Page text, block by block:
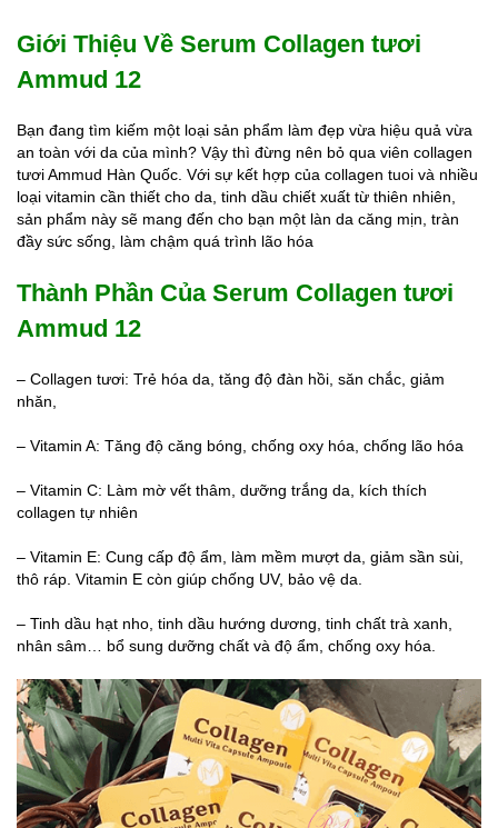
Giới Thiệu Về Serum Collagen tươi
Ammud 12
Bạn đang tìm kiếm một loại sản phẩm làm đẹp vừa hiệu quả vừa
an toàn với da của mình? Vậy thì đừng nên bỏ qua viên collagen
tươi Ammud Hàn Quốc. Với sự kết hợp của collagen tuoi và nhiều
loại vitamin cần thiết cho da, tinh dầu chiết xuất từ thiên nhiên,
sản phẩm này sẽ mang đến cho bạn một làn da căng mịn, tràn
đầy sức sống, làm chậm quá trình lão hóa
Thành Phần Của Serum Collagen tươi
Ammud 12
– Collagen tươi: Trẻ hóa da, tăng độ đàn hồi, săn chắc, giảm
nhăn,
– Vitamin A: Tăng độ căng bóng, chống oxy hóa, chống lão hóa
– Vitamin C: Làm mờ vết thâm, dưỡng trắng da, kích thích
collagen tự nhiên
– Vitamin E: Cung cấp độ ẩm, làm mềm mượt da, giảm sần sùi,
thô ráp. Vitamin E còn giúp chống UV, bảo vệ da.
– Tinh dầu hạt nho, tinh dầu hướng dương, tinh chất trà xanh,
nhân sâm… bổ sung dưỡng chất và độ ẩm, chống oxy hóa.